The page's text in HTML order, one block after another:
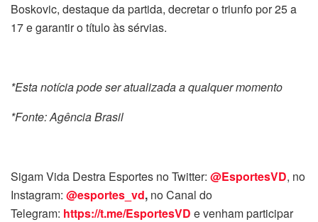
Boskovic, destaque da partida, decretar o triunfo por 25 a
17 e garantir o título às sérvias.
*Esta notícia pode ser atualizada a qualquer momento
*Fonte: Agência Brasil
Sigam Vida Destra Esportes no Twitter: @EsportesVD, no
Instagram: @esportes_vd, no Canal do
Telegram: https://t.me/EsportesVD e venham participar